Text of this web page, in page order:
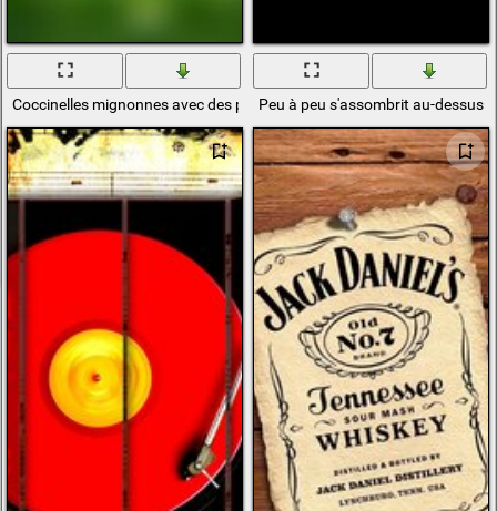
Coccinelles mignonnes avec des parapluiesPeu à peu s'assombrit au-dessus